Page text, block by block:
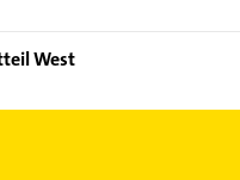
West